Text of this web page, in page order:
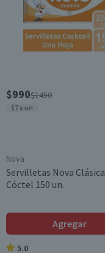
$990$1450
$7 x un
Nova
Servilletas Nova Clásica
Cóctel 150 un.
Agregar
5.0